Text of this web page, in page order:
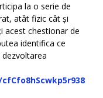
la o serie de
atât fizic cât și
acest chestionar de
identifica ce